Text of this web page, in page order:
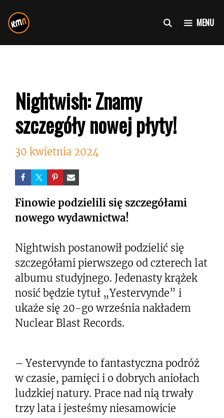
do
treści
MENU
Nightwish: Znamy
szczegóły nowej płyty!
30 kwietnia 2024
Finowie podzielili się szczegółami
nowego wydawnictwa!
Nightwish postanowił podzielić się
szczegółami pierwszego od czterech lat
albumu studyjnego. Jedenasty krążek
nosić będzie tytuł „Yestervynde” i
ukaże się 20-go września nakładem
Nuclear Blast Records.
– Yestervynde to fantastyczna podróż
w czasie, pamięci i o dobrych aniołach
ludzkiej natury. Prace nad nią trwały
trzy lata i jesteśmy niesamowicie